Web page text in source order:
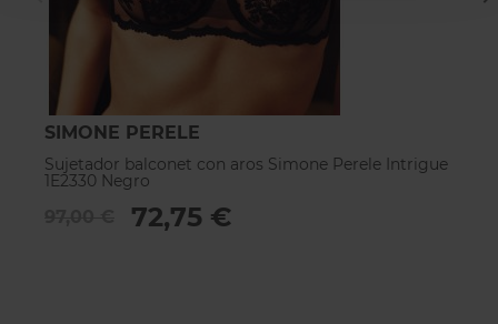
SIMONE PERELE
Sujetador balconet con aros Simone Perele Intrigue
1E2330 Negro
72,75 €